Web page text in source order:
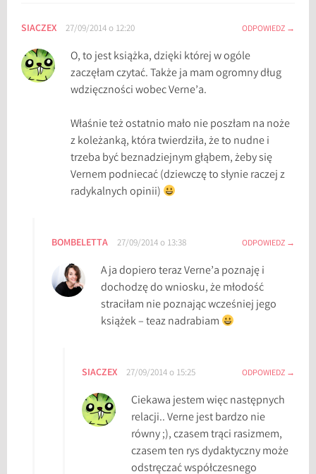
SIACZEX 27/09/2014 o 12:20 ODPOWIEDZ
O, to jest książka, dzięki której w ogóle
zaczęłam czytać. Także ja mam ogromny dług
wdzięczności wobec Verne’a.
Właśnie też ostatnio mało nie poszłam na noże
z koleżanką, która twierdziła, że to nudne i
trzeba być beznadziejnym głąbem, żeby się
Vernem podniecać (dziewczę to słynie raczej z
radykalnych opinii)
BOMBELETTA 27/09/2014 o 13:38 ODPOWIEDZ
A ja dopiero teraz Verne’a poznaję i
dochodzę do wniosku, że młodość
straciłam nie poznając wcześniej jego
książek – teaz nadrabiam
SIACZEX 27/09/2014 o 15:25 ODPOWIEDZ
Ciekawa jestem więc następnych
relacji.. Verne jest bardzo nie
równy ;), czasem trąci rasizmem,
czasem ten rys dydaktyczny może
odstręczać współczesnego